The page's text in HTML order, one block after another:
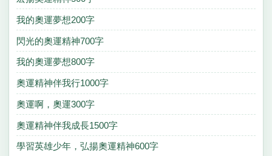
我的奧運夢想200字
閃光的奧運精神700字
我的奧運夢想800字
奧運精神伴我行1000字
奧運啊，奧運300字
奧運精神伴我成長1500字
學習英雄少年，弘揚奧運精神600字